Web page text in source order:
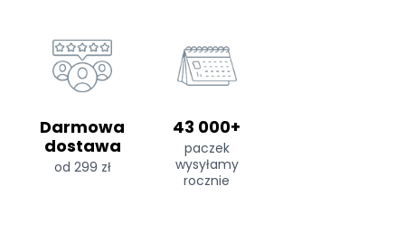
Darmowa
dostawa
od 299 zł
43 000+
paczek
wysyłamy
rocznie